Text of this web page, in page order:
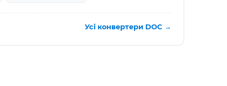
Усі конвертери DOC →